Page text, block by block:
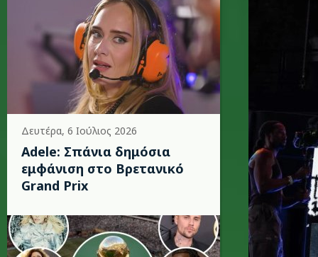
Δευτέρα, 6 Ιούλιος 2026
Adele: Σπάνια δημόσια
εμφάνιση στο Βρετανικό
Grand Prix